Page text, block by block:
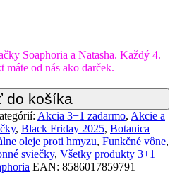
Soaphoria a Natasha. Každý 4.
máte od nás ako darček.
do košíka
Akcia 3+1 zadarmo, Akcie a
, Black Friday 2025, Botanica
oleje proti hmyzu, Funkčné vône,
sviečky, Všetky produkty 3+1
EAN: 8586017859791